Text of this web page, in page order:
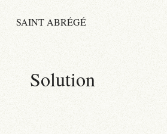
SAINT ABRÉGÉ
Solution